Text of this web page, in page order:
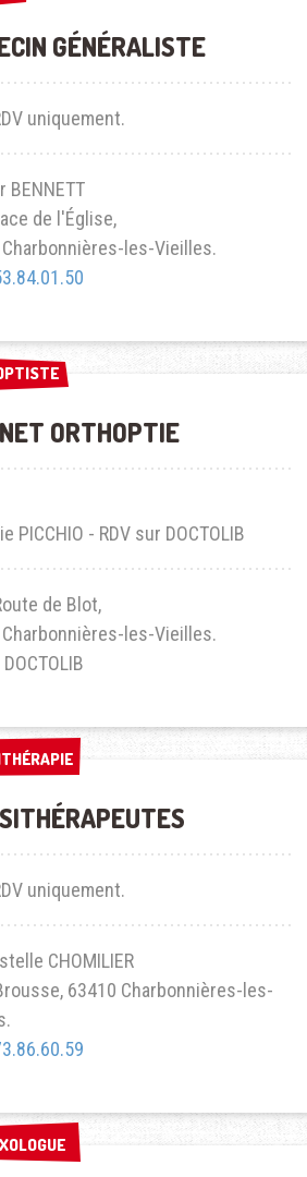
GÉNÉRALISTE
uniquement.
BENNETT
de l'Église,
les-Vieilles.
ORTHOPTIE
PICCHIO - RDV sur DOCTOLIB
de Blot,
les-Vieilles.
uniquement.
CHOMILIER
63410 Charbonnières-les-